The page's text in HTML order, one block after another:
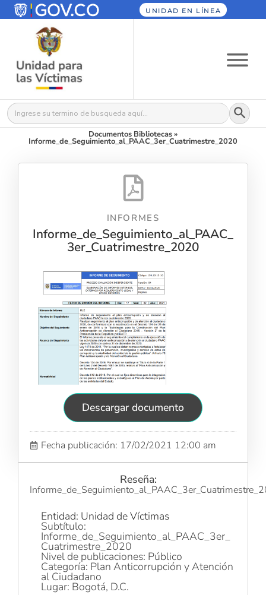
UNIDAD EN LÍNEA
Buscar: Botón
Documentos Bibliotecas»
Informe_de_Seguimiento_al_PAAC_3er_Cuatrimestre_2020
INFORMES
Informe_de_Seguimiento_al_PAAC_
3er_Cuatrimestre_2020
Descargar documento
Fecha publicación: 17/02/2021 12:00 am
Reseña:
Entidad: Unidad de Víctimas
Subtítulo:
Informe_de_Seguimiento_al_PAAC_3er_
Cuatrimestre_2020
Nivel de publicaciones: Público
Categoría: Plan Anticorrupción y Atención
al Ciudadano
Lugar: Bogotá, D.C.